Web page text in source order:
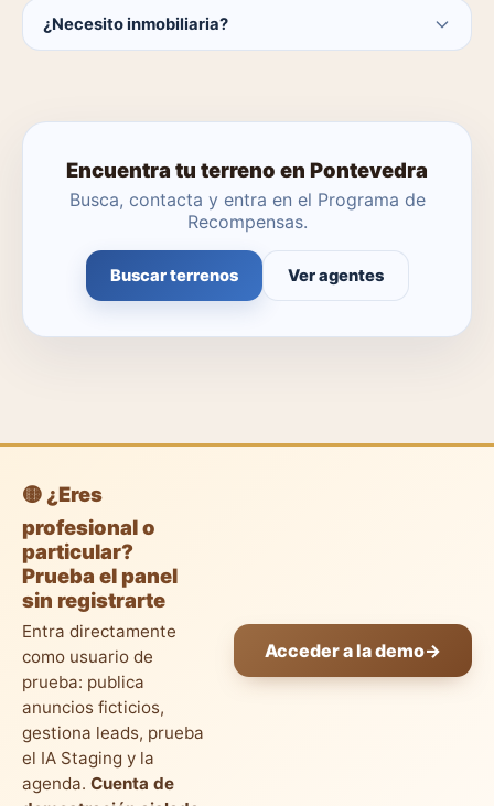
El catálogo se actualiza a diario.
¿Necesito inmobiliaria?
Encuentra tu terreno en Pontevedra
Busca, contacta y entra en el Programa de
Recompensas.
Buscar terrenos Ver agentes
🟡 ¿Eres
profesional o
particular?
Prueba el panel
sin registrarte
Entra directamente
como usuario de
prueba: publica
anuncios ficticios,
gestiona leads, prueba
el IA Staging y la
agenda. Cuenta de
Acceder a la demo→